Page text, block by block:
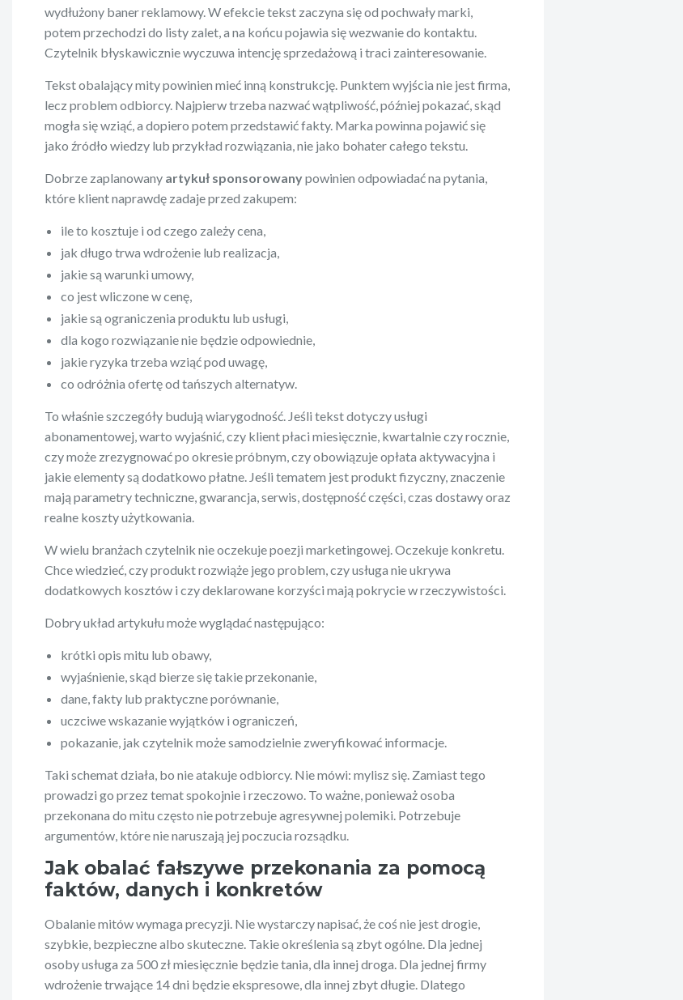
wydłużony baner reklamowy. W efekcie tekst zaczyna się od pochwały marki,
potem przechodzi do listy zalet, a na końcu pojawia się wezwanie do kontaktu.
Czytelnik błyskawicznie wyczuwa intencję sprzedażową i traci zainteresowanie.
Tekst obalający mity powinien mieć inną konstrukcję. Punktem wyjścia nie jest firma,
lecz problem odbiorcy. Najpierw trzeba nazwać wątpliwość, później pokazać, skąd
mogła się wziąć, a dopiero potem przedstawić fakty. Marka powinna pojawić się
jako źródło wiedzy lub przykład rozwiązania, nie jako bohater całego tekstu.
Dobrze zaplanowany artykuł sponsorowanypowinien odpowiadać na pytania,
które klient naprawdę zadaje przed zakupem:
ile to kosztuje i od czego zależy cena,
jak długo trwa wdrożenie lub realizacja,
jakie są warunki umowy,
co jest wliczone w cenę,
jakie są ograniczenia produktu lub usługi,
dla kogo rozwiązanie nie będzie odpowiednie,
jakie ryzyka trzeba wziąć pod uwagę,
co odróżnia ofertę od tańszych alternatyw.
To właśnie szczegóły budują wiarygodność. Jeśli tekst dotyczy usługi
abonamentowej, warto wyjaśnić, czy klient płaci miesięcznie, kwartalnie czy rocznie,
czy może zrezygnować po okresie próbnym, czy obowiązuje opłata aktywacyjna i
jakie elementy są dodatkowo płatne. Jeśli tematem jest produkt fizyczny, znaczenie
mają parametry techniczne, gwarancja, serwis, dostępność części, czas dostawy oraz
realne koszty użytkowania.
W wielu branżach czytelnik nie oczekuje poezji marketingowej. Oczekuje konkretu.
Chce wiedzieć, czy produkt rozwiąże jego problem, czy usługa nie ukrywa
dodatkowych kosztów i czy deklarowane korzyści mają pokrycie w rzeczywistości.
Dobry układ artykułu może wyglądać następująco:
krótki opis mitu lub obawy,
wyjaśnienie, skąd bierze się takie przekonanie,
dane, fakty lub praktyczne porównanie,
uczciwe wskazanie wyjątków i ograniczeń,
pokazanie, jak czytelnik może samodzielnie zweryfikować informacje.
Taki schemat działa, bo nie atakuje odbiorcy. Nie mówi: mylisz się. Zamiast tego
prowadzi go przez temat spokojnie i rzeczowo. To ważne, ponieważ osoba
przekonana do mitu często nie potrzebuje agresywnej polemiki. Potrzebuje
argumentów, które nie naruszają jej poczucia rozsądku.
Jak obalać fałszywe przekonania za pomocą
faktów, danych i konkretów
Obalanie mitów wymaga precyzji. Nie wystarczy napisać, że coś nie jest drogie,
szybkie, bezpieczne albo skuteczne. Takie określenia są zbyt ogólne. Dla jednej
osoby usługa za 500 zł miesięcznie będzie tania, dla innej droga. Dla jednej firmy
wdrożenie trwające 14 dni będzie ekspresowe, dla innej zbyt długie. Dlatego